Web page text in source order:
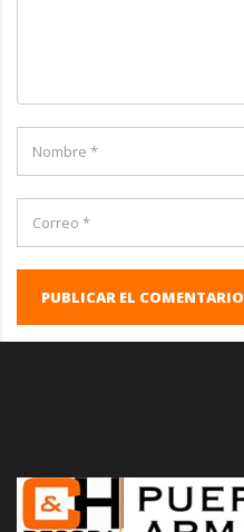
PUBLICAR EL COMENTARIO